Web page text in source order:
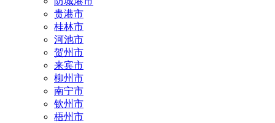
贵港市
桂林市
河池市
贺州市
来宾市
柳州市
南宁市
钦州市
梧州市